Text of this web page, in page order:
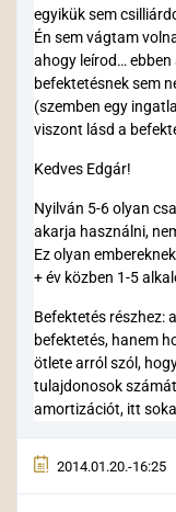
egyikük sem
Én sem vágtam
ahogy leírod… ebben
befektetésnek sem
(szemben egy
viszont lásd a
Kedves Edgár!
Nyilván 5-6 olyan
akarja használni,
Ez olyan
+ év közben 1-5
Befektetés részhez:
befektetés, hanem
ötlete arról szól,
tulajdonosok
amortizációt, itt
2014.01.20.-16:25